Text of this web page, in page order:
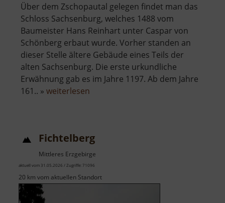
Über dem Zschopautal gelegen findet man das
Schloss Sachsenburg, welches 1488 vom
Baumeister Hans Reinhart unter Caspar von
Schönberg erbaut wurde. Vorher standen an
dieser Stelle ältere Gebäude eines Teils der
alten Sachsenburg. Die erste urkundliche
Erwähnung gab es im Jahre 1197. Ab dem Jahre
161.. » weiterlesen
Fichtelberg
Mittleres Erzgebirge
aktuell vom 31.05.2026 / Zugriffe: 71096
20 km vom aktuellen Standort